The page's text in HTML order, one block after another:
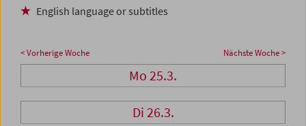
English language or subtitles
< Vorherige Woche Nächste Woche >
Mo 25.3.
Di 26.3.